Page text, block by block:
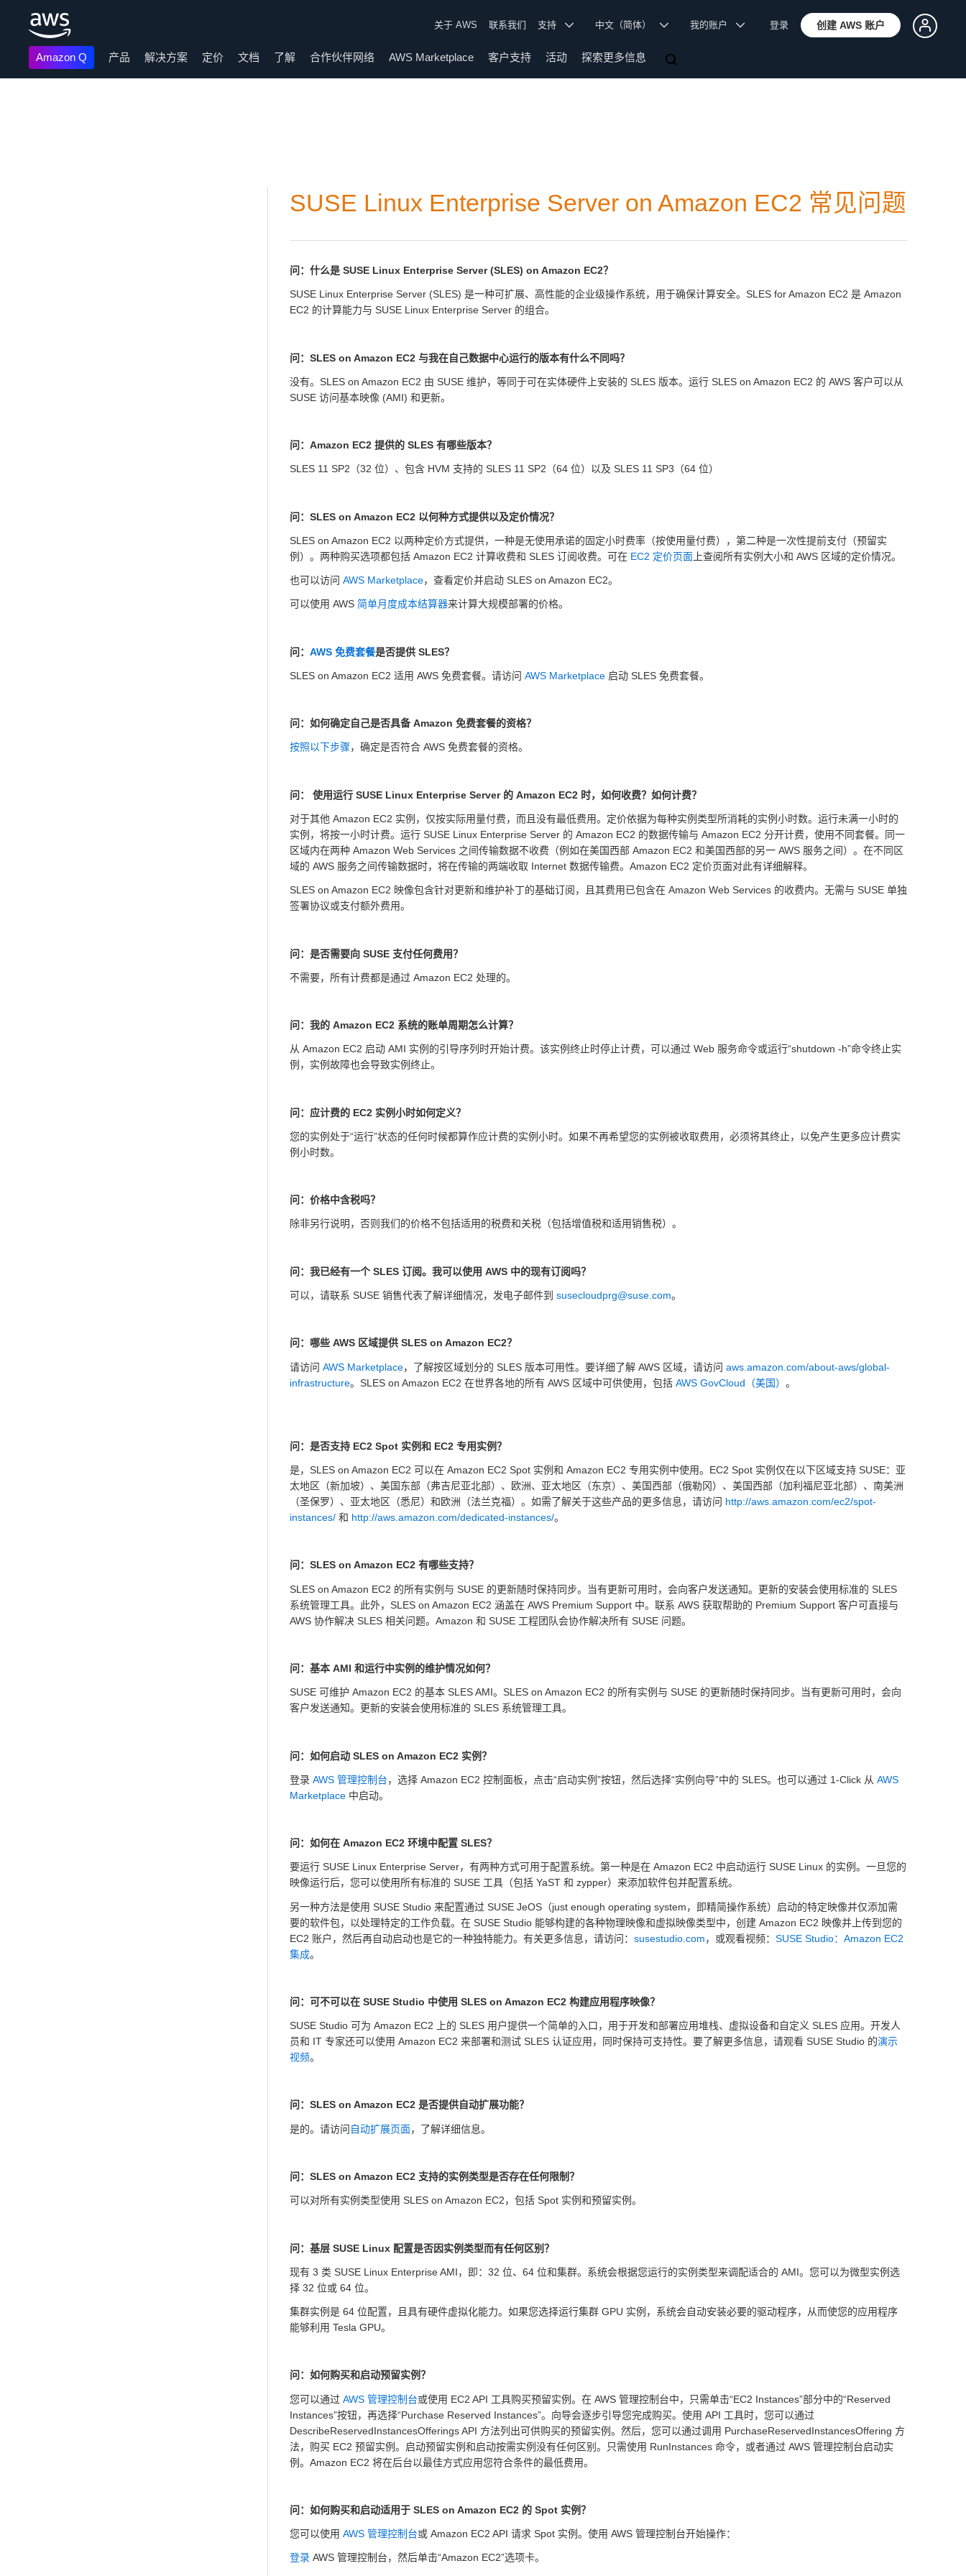
关于 AWS 联系我们 支持 中文（简体） 我的账户 登录 创建 AWS 账户
Amazon Q 产品 解决方案 定价 文档 了解 合作伙伴网络 AWS Marketplace 客户支持 活动 探索更多信息
SUSE Linux Enterprise Server on Amazon EC2 常见问题
问：什么是 SUSE Linux Enterprise Server (SLES) on Amazon EC2？
SUSE Linux Enterprise Server (SLES) 是一种可扩展、高性能的企业级操作系统，用于确保计算安全。SLES for Amazon EC2 是 Amazon
EC2 的计算能力与 SUSE Linux Enterprise Server 的组合。
问：SLES on Amazon EC2 与我在自己数据中心运行的版本有什么不同吗？
没有。SLES on Amazon EC2 由 SUSE 维护，等同于可在实体硬件上安装的 SLES 版本。运行 SLES on Amazon EC2 的 AWS 客户可以从
SUSE 访问基本映像 (AMI) 和更新。
问：Amazon EC2 提供的 SLES 有哪些版本？
SLES 11 SP2（32 位）、包含 HVM 支持的 SLES 11 SP2（64 位）以及 SLES 11 SP3（64 位）
问：SLES on Amazon EC2 以何种方式提供以及定价情况？
SLES on Amazon EC2 以两种定价方式提供，一种是无使用承诺的固定小时费率（按使用量付费），第二种是一次性提前支付（预留实
例）。两种购买选项都包括 Amazon EC2 计算收费和 SLES 订阅收费。可在 EC2 定价页面 上查阅所有实例大小和 AWS 区域的定价情况。
也可以访问 AWS Marketplace，查看定价并启动 SLES on Amazon EC2。
可以使用 AWS 简单月度成本结算器来计算大规模部署的价格。
问： AWS 免费套餐是否提供 SLES？
SLES on Amazon EC2 适用 AWS 免费套餐。请访问 AWS Marketplace 启动 SLES 免费套餐。
问：如何确定自己是否具备 Amazon 免费套餐的资格？
按照以下步骤，确定是否符合 AWS 免费套餐的资格。
问： 使用运行 SUSE Linux Enterprise Server 的 Amazon EC2 时，如何收费？如何计费？
对于其他 Amazon EC2 实例，仅按实际用量付费，而且没有最低费用。定价依据为每种实例类型所消耗的实例小时数。运行未满一小时的
实例，将按一小时计费。运行 SUSE Linux Enterprise Server 的 Amazon EC2 的数据传输与 Amazon EC2 分开计费，使用不同套餐。同一
区域内在两种 Amazon Web Services 之间传输数据不收费（例如在美国西部 Amazon EC2 和美国西部的另一 AWS 服务之间）。在不同区
域的 AWS 服务之间传输数据时，将在传输的两端收取 Internet 数据传输费。Amazon EC2 定价页面对此有详细解释。
SLES on Amazon EC2 映像包含针对更新和维护补丁的基础订阅，且其费用已包含在 Amazon Web Services 的收费内。无需与 SUSE 单独
签署协议或支付额外费用。
问：是否需要向 SUSE 支付任何费用？
不需要，所有计费都是通过 Amazon EC2 处理的。
问：我的 Amazon EC2 系统的账单周期怎么计算？
从 Amazon EC2 启动 AMI 实例的引导序列时开始计费。该实例终止时停止计费，可以通过 Web 服务命令或运行“shutdown -h”命令终止实
例，实例故障也会导致实例终止。
问：应计费的 EC2 实例小时如何定义？
您的实例处于“运行”状态的任何时候都算作应计费的实例小时。如果不再希望您的实例被收取费用，必须将其终止，以免产生更多应计费实
例小时数。
问：价格中含税吗？
除非另行说明，否则我们的价格不包括适用的税费和关税（包括增值税和适用销售税）。
问：我已经有一个 SLES 订阅。我可以使用 AWS 中的现有订阅吗？
可以，请联系 SUSE 销售代表了解详细情况，发电子邮件到 susecloudprg@suse.com。
问：哪些 AWS 区域提供 SLES on Amazon EC2？
请访问 AWS Marketplace，了解按区域划分的 SLES 版本可用性。要详细了解 AWS 区域，请访问 aws.amazon.com/about-aws/global-
infrastructure。SLES on Amazon EC2 在世界各地的所有 AWS 区域中可供使用，包括 AWS GovCloud（美国） 。
问：是否支持 EC2 Spot 实例和 EC2 专用实例？
是，SLES on Amazon EC2 可以在 Amazon EC2 Spot 实例和 Amazon EC2 专用实例中使用。EC2 Spot 实例仅在以下区域支持 SUSE：亚
太地区（新加坡）、美国东部（弗吉尼亚北部）、欧洲、亚太地区（东京）、美国西部（俄勒冈）、美国西部（加利福尼亚北部）、南美洲
（圣保罗）、亚太地区（悉尼）和欧洲（法兰克福）。如需了解关于这些产品的更多信息，请访问 http://aws.amazon.com/ec2/spot-
instances/ 和 http://aws.amazon.com/dedicated-instances/。
问：SLES on Amazon EC2 有哪些支持？
SLES on Amazon EC2 的所有实例与 SUSE 的更新随时保持同步。当有更新可用时，会向客户发送通知。更新的安装会使用标准的 SLES
系统管理工具。此外，SLES on Amazon EC2 涵盖在 AWS Premium Support 中。联系 AWS 获取帮助的 Premium Support 客户可直接与
AWS 协作解决 SLES 相关问题。Amazon 和 SUSE 工程团队会协作解决所有 SUSE 问题。
问：基本 AMI 和运行中实例的维护情况如何？
SUSE 可维护 Amazon EC2 的基本 SLES AMI。SLES on Amazon EC2 的所有实例与 SUSE 的更新随时保持同步。当有更新可用时，会向
客户发送通知。更新的安装会使用标准的 SLES 系统管理工具。
问：如何启动 SLES on Amazon EC2 实例？
登录 AWS 管理控制台，选择 Amazon EC2 控制面板，点击“启动实例”按钮，然后选择“实例向导”中的 SLES。也可以通过 1-Click 从 AWS
Marketplace 中启动。
问：如何在 Amazon EC2 环境中配置 SLES？
要运行 SUSE Linux Enterprise Server，有两种方式可用于配置系统。第一种是在 Amazon EC2 中启动运行 SUSE Linux 的实例。一旦您的
映像运行后，您可以使用所有标准的 SUSE 工具（包括 YaST 和 zypper）来添加软件包并配置系统。
另一种方法是使用 SUSE Studio 来配置通过 SUSE JeOS（just enough operating system，即精简操作系统）启动的特定映像并仅添加需
要的软件包，以处理特定的工作负载。在 SUSE Studio 能够构建的各种物理映像和虚拟映像类型中，创建 Amazon EC2 映像并上传到您的
EC2 账户，然后再自动启动也是它的一种独特能力。有关更多信息，请访问： susestudio.com，或观看视频： SUSE Studio：Amazon EC2
集成。
问：可不可以在 SUSE Studio 中使用 SLES on Amazon EC2 构建应用程序映像？
SUSE Studio 可为 Amazon EC2 上的 SLES 用户提供一个简单的入口，用于开发和部署应用堆栈、虚拟设备和自定义 SLES 应用。开发人
员和 IT 专家还可以使用 Amazon EC2 来部署和测试 SLES 认证应用，同时保持可支持性。要了解更多信息，请观看 SUSE Studio 的演示
视频。
问：SLES on Amazon EC2 是否提供自动扩展功能？
是的。请访问 自动扩展页面，了解详细信息。
问：SLES on Amazon EC2 支持的实例类型是否存在任何限制？
可以对所有实例类型使用 SLES on Amazon EC2，包括 Spot 实例和预留实例。
问：基层 SUSE Linux 配置是否因实例类型而有任何区别？
现有 3 类 SUSE Linux Enterprise AMI，即：32 位、64 位和集群。系统会根据您运行的实例类型来调配适合的 AMI。您可以为微型实例选
择 32 位或 64 位。
集群实例是 64 位配置，且具有硬件虚拟化能力。如果您选择运行集群 GPU 实例，系统会自动安装必要的驱动程序，从而使您的应用程序
能够利用 Tesla GPU。
问：如何购买和启动预留实例？
您可以通过 AWS 管理控制台或使用 EC2 API 工具购买预留实例。在 AWS 管理控制台中，只需单击“EC2 Instances”部分中的“Reserved
Instances”按钮，再选择“Purchase Reserved Instances”。向导会逐步引导您完成购买。使用 API 工具时，您可以通过
DescribeReservedInstancesOfferings API 方法列出可供购买的预留实例。然后，您可以通过调用 PurchaseReservedInstancesOffering 方
法，购买 EC2 预留实例。启动预留实例和启动按需实例没有任何区别。只需使用 RunInstances 命令，或者通过 AWS 管理控制台启动实
例。Amazon EC2 将在后台以最佳方式应用您符合条件的最低费用。
问：如何购买和启动适用于 SLES on Amazon EC2 的 Spot 实例？
您可以使用 AWS 管理控制台或 Amazon EC2 API 请求 Spot 实例。使用 AWS 管理控制台开始操作：
登录 AWS 管理控制台，然后单击“Amazon EC2”选项卡。